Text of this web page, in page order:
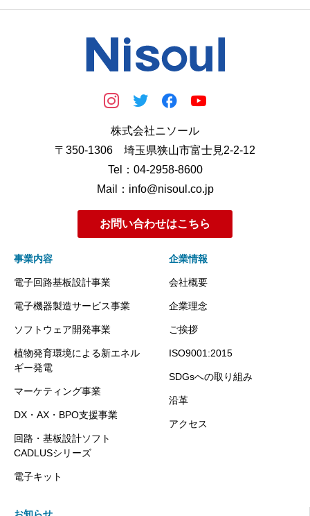
株式会社ニソール
〒350-1306 埼玉県狭山市富士見2-2-12
Tel：04-2958-8600
Mail：info@nisoul.co.jp
お問い合わせはこちら
事業内容
電子回路基板設計事業
電子機器製造サービス事業
ソフトウェア開発事業
植物発育環境による新エネル
ギー発電
マーケティング事業
DX・AX・BPO支援事業
回路・基板設計ソフト
CADLUSシリーズ
電子キット
企業情報
会社概要
企業理念
ご挨拶
ISO9001:2015
SDGsへの取り組み
沿革
アクセス